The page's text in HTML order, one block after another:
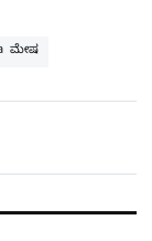
ಮೇಷ